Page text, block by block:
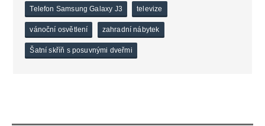
Telefon Samsung Galaxy J3 televize
vánoční osvětlení zahradní nábytek
Šatní skříň s posuvnými dveřmi